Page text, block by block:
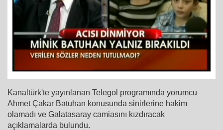
Kanaltürk'te yayınlanan Telegol programında yorumcu
Ahmet Çakar Batuhan konusunda sinirlerine hakim
olamadı ve Galatasaray camiasını kızdıracak
açıklamalarda bulundu.